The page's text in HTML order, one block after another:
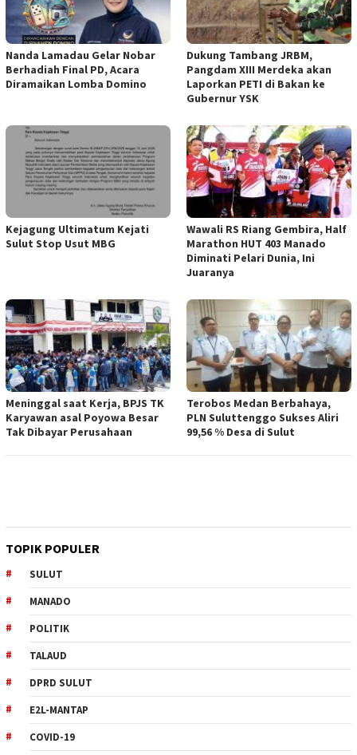
Nanda Lamadau Gelar Nobar
Berhadiah Final PD, Acara
Diramaikan Lomba Domino
Dukung Tambang JRBM,
Pangdam XIII Merdeka akan
Laporkan PETI di Bakan ke
Gubernur YSK
Kejagung Ultimatum Kejati
Sulut Stop Usut MBG
Wawali RS Riang Gembira, Half
Marathon HUT 403 Manado
Diminati Pelari Dunia, Ini
Juaranya
Meninggal saat Kerja, BPJS TK
Karyawan asal Poyowa Besar
Tak Dibayar Perusahaan
Terobos Medan Berbahaya,
PLN Suluttenggo Sukses Aliri
99,56 % Desa di Sulut
TOPIK POPULER
SULUT
MANADO
POLITIK
TALAUD
DPRD SULUT
E2L-MANTAP
COVID-19